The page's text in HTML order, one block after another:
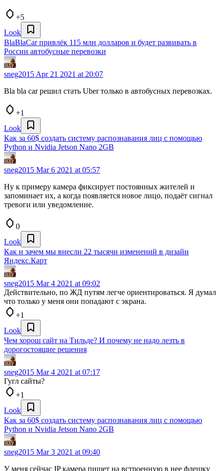
+5
Look
BlaBlaCar привлёк 115 млн долларов и будет развивать в
России автобусные перевозки
sneg2015 Apr 21 2021 at 20:07
Bla bla car решил стать Uber только в автобусных перевозках.
+1
Look
Как за 60$ создать систему распознавания лиц с помощью
Python и Nvidia Jetson Nano 2GB
sneg2015 Mar 6 2021 at 05:57
Ну к примеру камера фиксирует постоянных жителей и
запоминает их, а когда появляется новое лицо, подаёт сигнал
тревоги или уведомление.
0
Look
Как и зачем мы внесли 22 тысячи изменений в дизайн
Яндекс.Карт
sneg2015 Mar 4 2021 at 09:02
Действительно, по ЖД путям легче ориентироваться. Я думал
что только у меня они попадают с экрана.
+1
Look
Чем хорош сайт на Тильде? И почему не надо лезть в
дорогостоящие решения
sneg2015 Mar 4 2021 at 07:17
Гугл сайты?
+1
Look
Как за 60$ создать систему распознавания лиц с помощью
Python и Nvidia Jetson Nano 2GB
sneg2015 Mar 3 2021 at 09:40
У меня сейчас IP камера пишет на встроенную в нее флешку